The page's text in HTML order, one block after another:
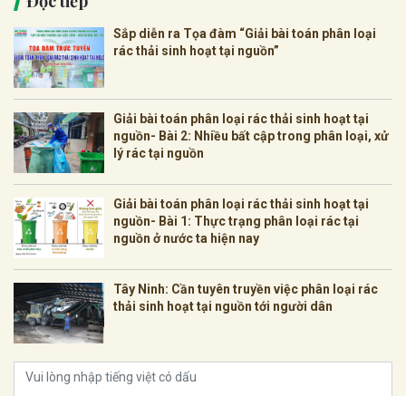
Sắp diễn ra Tọa đàm “Giải bài toán phân loại
rác thải sinh hoạt tại nguồn”
Giải bài toán phân loại rác thải sinh hoạt tại
nguồn- Bài 2: Nhiều bất cập trong phân loại, xử
lý rác tại nguồn
Giải bài toán phân loại rác thải sinh hoạt tại
nguồn- Bài 1: Thực trạng phân loại rác tại
nguồn ở nước ta hiện nay
Tây Ninh: Cần tuyên truyền việc phân loại rác
thải sinh hoạt tại nguồn tới người dân